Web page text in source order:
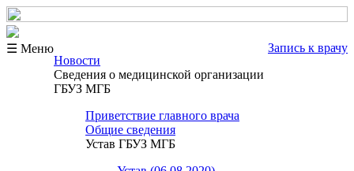
☰ Меню
Запись к врачу
Новости
Сведения о медицинской организации
ГБУЗ МГБ
Приветствие главного врача
Общие сведения
Устав ГБУЗ МГБ